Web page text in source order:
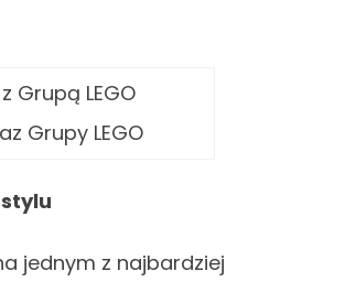
Grupy LEGO
jednym z najbardziej